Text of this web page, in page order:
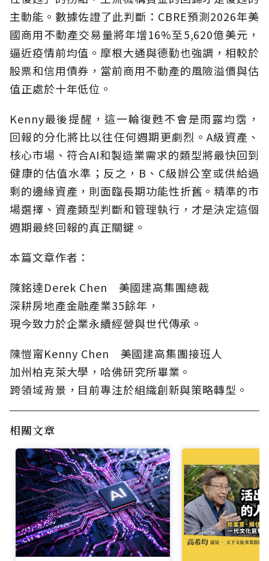
主動能。數據佐證了此判斷：CBRE預測2026年美
國商用不動產交易量將年增16%至5,620億美元，
逼近疫情前均值。摩根大通與德勤也強調，相較於
股票和信用債券，當前商用不動產的風險溢價與估
值正處於十年低位。
Kenny最後提醒，這一輪復甦不會是雨露均霑，
回報的分化將比以往任何週期更劇烈。A級資產、
核心市場、符合AI和製造業需求的類型將最快回到
健康的估值水準；反之，B、C級辦公室或供給過
剩的邊緣資產，則面臨長期功能性折舊。精準的市
場選擇、資產類型判斷和管理執行，才是決定這個
週期最終回報的真正關鍵。
本篇文章作者：
陳銘達Derek Chen 美國建高集團總裁
深耕房地產金融產業35餘年，
現今致力於企業永續經營與世代傳承。
陳愷甯Kenny Chen 美國建高集團接班人
加州柏克萊大學，哈佛研究所畢業。
跨領域背景，目前專注於組織創新與策略轉型。
相關文章